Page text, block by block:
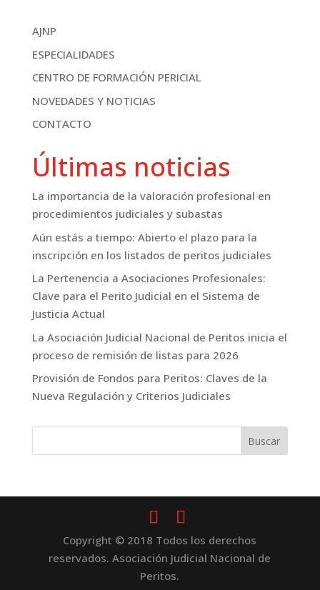
AJNP
ESPECIALIDADES
CENTRO DE FORMACIÓN PERICIAL
NOVEDADES Y NOTICIAS
CONTACTO
Últimas noticias
La importancia de la valoración profesional en
procedimientos judiciales y subastas
Aún estás a tiempo: Abierto el plazo para la
inscripción en los listados de peritos judiciales
La Pertenencia a Asociaciones Profesionales:
Clave para el Perito Judicial en el Sistema de
Justicia Actual
La Asociación Judicial Nacional de Peritos inicia el
proceso de remisión de listas para 2026
Provisión de Fondos para Peritos: Claves de la
Nueva Regulación y Criterios Judiciales
Copyright © 2018 Todos los derechos
reservados. Asociación Judicial Nacional de
Peritos.